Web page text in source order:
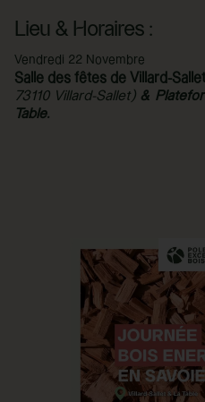
Lieu & Horaires :
Vendredi 22 Novembre
Salle des fêtes de Villard-Sallet
73110 Villard-Sallet) &
Table.